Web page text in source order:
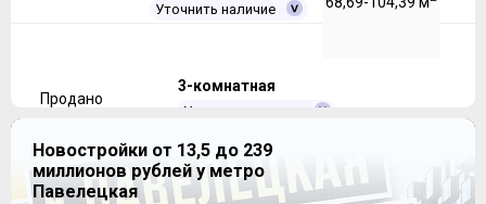
Уточнить наличие
Продано
3-комнатная
Уточнить наличие
79,36-135,6 м2 Продано
Новостройки от 13,5 до 239
миллионов рублей у метро
Павелецкая